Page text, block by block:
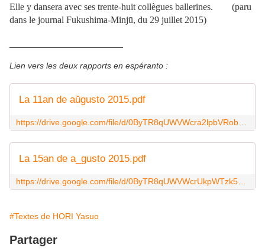
Elle y dansera avec ses trente-huit collègues ballerines. (paru
dans le journal Fukushima-Minjū, du 29 juillet 2015)
Lien vers les deux rapports en espéranto :
La 11an de aŭgusto 2015.pdf
La 15an de a_gusto 2015.pdf
#Textes de HORI Yasuo
Partager